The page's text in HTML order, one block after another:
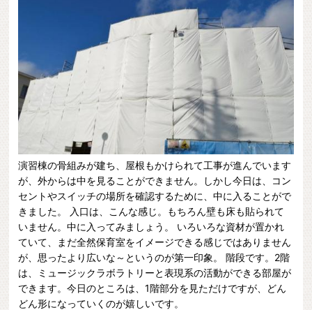
演習棟の骨組みが建ち、屋根もかけられて工事が進んでいます
が、外からは中を見ることができません。しかし今日は、コン
セントやスイッチの場所を確認するために、中に入ることがで
きました。 入口は、こんな感じ。もちろん壁も床も貼られて
いません。中に入ってみましょう。 いろいろな資材が置かれ
ていて、まだ全然保育室をイメージできる感じではありません
が、思ったより広いな～というのが第一印象。 階段です。2階
は、ミュージックラボラトリーと表現系の活動ができる部屋が
できます。今日のところは、1階部分を見ただけですが、どん
どん形になっていくのが嬉しいです。